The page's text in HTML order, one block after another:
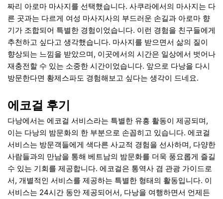
짜리 아로마 마사지를 선택했습니다. 사쿠라에서의 마사지는 다
른 곳과는 다르게 여성 마사지사의 부드러운 손길과 아로마 향
기가 조합되어 특별한 경험이었습니다. 이런 경험을 친구들에게
추천하고 싶다고 생각했습니다. 마사지를 받으면서 삶의 질이
향상되는 느낌을 받았으며, 이곳에서의 시간은 일상에서 벗어나
재충전할 수 있는 소중한 시간이었습니다. 앞으로 다낭을 다시
방문한다면 황제스파도 경험해보고 싶다는 생각이 드네요.
에코걸 후기
다낭에서는 에코걸 서비스라는 특별한 유흥 활동이 제공되며,
이는 다낭의 밤문화의 한 부분으로 손꼽히고 있습니다. 에코걸
서비스는 방문객들에게 색다른 사교적 경험을 선사하며, 다양한
사람들과의 만남을 통해 베트남의 밤문화를 더욱 풍요롭게 즐길
수 있는 기회를 제공합니다. 에코걸은 통역사 겸 관광 가이드로
서, 개별적인 서비스를 제공하는 특별한 형태의 활동입니다. 이
서비스는 24시간 동안 제공되어서, 다낭을 여행하면서 언제든